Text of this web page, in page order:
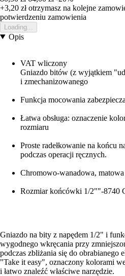
+3,20 złotrzymasz na kolejne
potwierdzeniu zamowienia
Loading...
Opis
VAT wliczony
Gniazdo bitów (z wyjątkiem
i zmechanizowanego
Funkcja mocowania
Łatwa obsługa: oznaczenie
rozmiaru
Proste radełkowanie na końcu
podczas operacji ręcznych.
Chromowo-wanadowa,
Rozmiar końcówki 1/2""-8740
Gniazdo na bity z napędem 1/2" i
wygodnego wkręcania przy
podczas zbliżania się do obrabianego
"Take it easy", oznaczony kolorami
i łatwo znaleźć właściwe narzędzie.